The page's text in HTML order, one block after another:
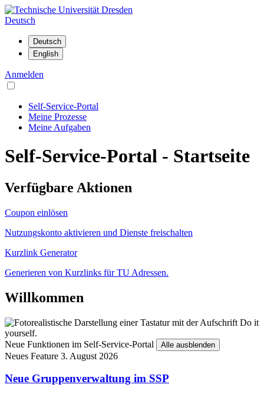
Deutsch
Anmelden
Self-Service-Portal
Meine Prozesse
Meine Aufgaben
Self-Service-Portal - Startseite
Verfügbare Aktionen
Coupon einlösen
Nutzungskonto aktivieren und Dienste freischalten
Kurzlink Generator
Generieren von Kurzlinks für TU Adressen.
Willkommen
Neue Funktionen im Self-Service-Portal Alle ausblenden
Neues Feature 3. August 2026
Neue Gruppenverwaltung im SSP